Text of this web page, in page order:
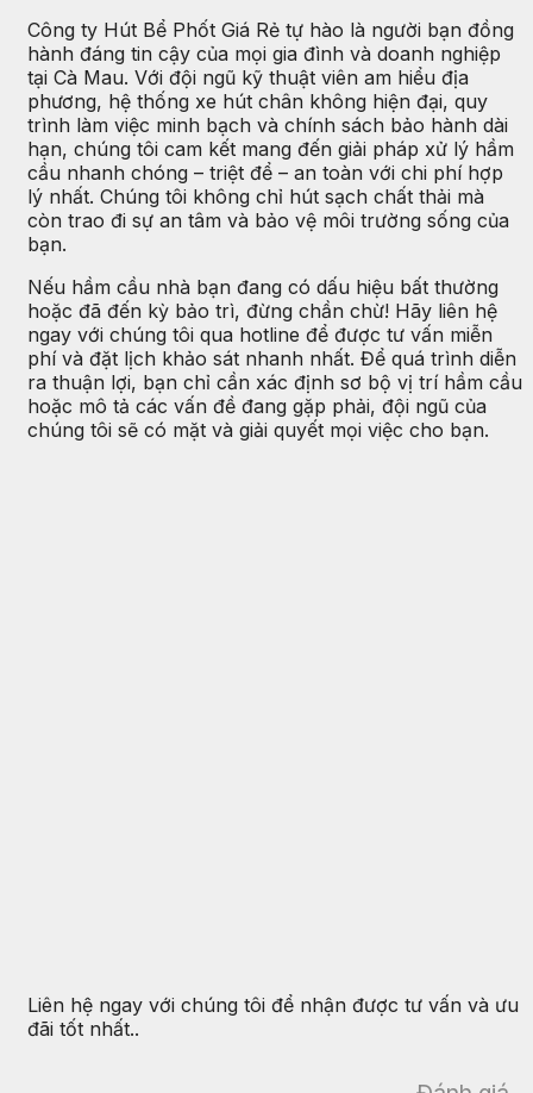
Công ty Hút Bể Phốt Giá Rẻ tự hào là người bạn đồng
hành đáng tin cậy của mọi gia đình và doanh nghiệp
tại Cà Mau. Với đội ngũ kỹ thuật viên am hiểu địa
phương, hệ thống xe hút chân không hiện đại, quy
trình làm việc minh bạch và chính sách bảo hành dài
hạn, chúng tôi cam kết mang đến giải pháp xử lý hầm
cầu nhanh chóng – triệt để – an toàn với chi phí hợp
lý nhất. Chúng tôi không chỉ hút sạch chất thải mà
còn trao đi sự an tâm và bảo vệ môi trường sống của
bạn.
Nếu hầm cầu nhà bạn đang có dấu hiệu bất thường
hoặc đã đến kỳ bảo trì, đừng chần chừ! Hãy liên hệ
ngay với chúng tôi qua hotline để được tư vấn miễn
phí và đặt lịch khảo sát nhanh nhất. Để quá trình diễn
ra thuận lợi, bạn chỉ cần xác định sơ bộ vị trí hầm cầu
hoặc mô tả các vấn đề đang gặp phải, đội ngũ của
chúng tôi sẽ có mặt và giải quyết mọi việc cho bạn.
Liên hệ ngay với chúng tôi để nhận được tư vấn và ưu
đãi tốt nhất..